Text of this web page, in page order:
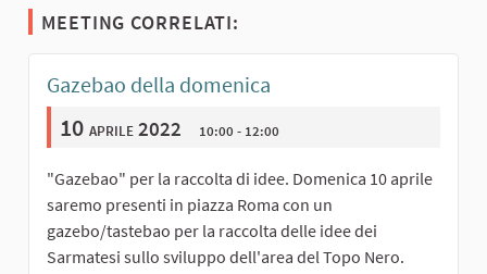
MEETING CORRELATI:
Gazebao della domenica
10 aprile 2022 10:00 - 12:00
"Gazebao" per la raccolta di idee. Domenica 10 aprile
saremo presenti in piazza Roma con un
gazebo/tastebao per la raccolta delle idee dei
Sarmatesi sullo sviluppo dell'area del Topo Nero.